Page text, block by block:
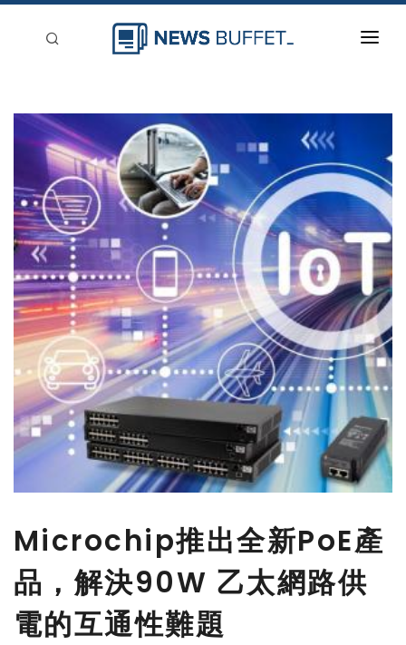
新聞稿分類
登入
刊登
Microchip推出全新PoE產
品，解決90W 乙太網路供
電的互通性難題